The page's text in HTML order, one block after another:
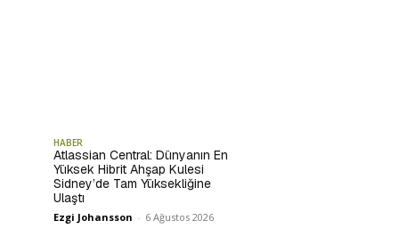
HABER
Atlassian Central: Dünyanın En
Yüksek Hibrit Ahşap Kulesi
Sidney’de Tam Yüksekliğine
Ulaştı
Ezgi Johansson - 6 Ağustos 2026